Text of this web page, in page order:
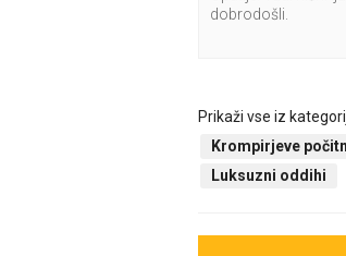
dobrodošli.
Prikaži vse iz
Krompirjeve
Luksuzni oddihi